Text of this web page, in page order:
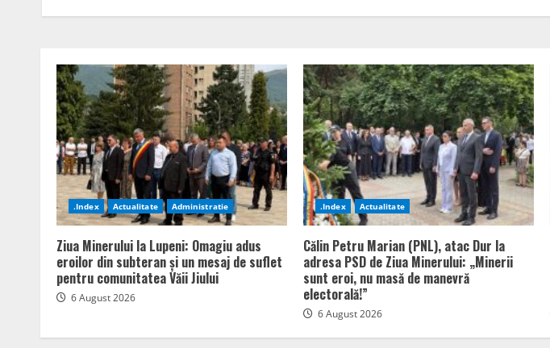
.Index Actualitate Administratie
Ziua Minerului la Lupeni: Omagiu adus
eroilor din subteran și un mesaj de suflet
pentru comunitatea Văii Jiului
6 August 2026
.Index Actualitate
Călin Petru Marian (PNL), atac Dur la
adresa PSD de Ziua Minerului: „Minerii
sunt eroi, nu masă de manevră
electorală!”
6 August 2026